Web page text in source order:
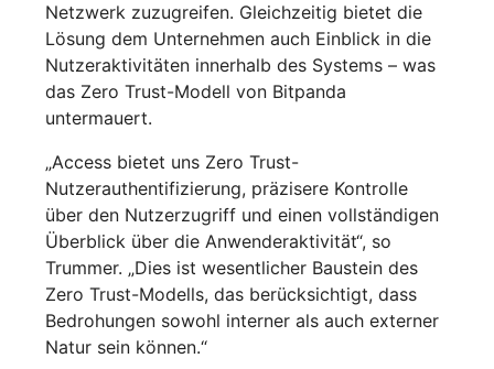
Netzwerk zuzugreifen. Gleichzeitig bietet die
Lösung dem Unternehmen auch Einblick in die
Nutzeraktivitäten innerhalb des Systems – was
das Zero Trust-Modell von Bitpanda
untermauert.
„Access bietet uns Zero Trust-
Nutzerauthentifizierung, präzisere Kontrolle
über den Nutzerzugriff und einen vollständigen
Überblick über die Anwenderaktivität“, so
Trummer. „Dies ist wesentlicher Baustein des
Zero Trust-Modells, das berücksichtigt, dass
Bedrohungen sowohl interner als auch externer
Natur sein können.“